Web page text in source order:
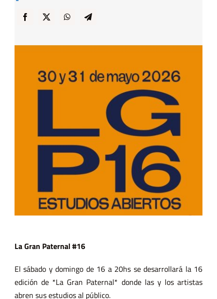
La Gran Paternal #16
El sábado y domingo de 16 a 20hs se desarrollará la 16
edición de *La Gran Paternal* donde las y los artistas
abren sus estudios al público.